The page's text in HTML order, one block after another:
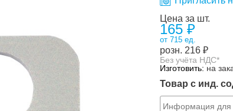
Цена за шт.
165 ₽
от 715 ед.
розн. 216 ₽
Без учёта НДС*
Изготовить: на
Товар с инд.